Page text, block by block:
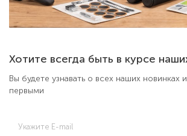
Хотите всегда быть в курсе
Вы будете узнавать о всех наших новинках
первыми